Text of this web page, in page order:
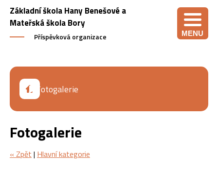
Základní škola Hany Benešové a
Mateřská škola Bory
Příspěvková organizace MENU
Fotogalerie
Fotogalerie
« Zpět | Hlavní kategorie